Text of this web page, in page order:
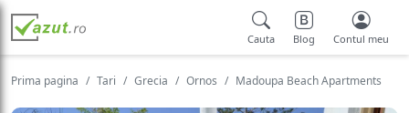
Cauta Blog Contul meu
Prima pagina Tari Grecia Ornos Madoupa Beach Apartments